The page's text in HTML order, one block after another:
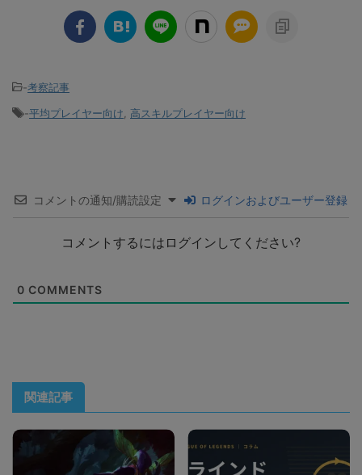
-考察記事
-平均プレイヤー向け 高スキルプレイヤー向け
コメントの通知/購読設定 ログインおよびユーザー登録
コメントするにはログインしてください?
0 COMMENTS
関連記事